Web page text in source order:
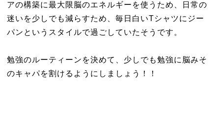
アの構築に最大限脳のエネルギーを使うため、日常の
迷いを少しでも減らすため、毎日白いTシャツにジー
パンというスタイルで過ごしていたそうです。
勉強のルーティーンを決めて、少しでも勉強に脳みそ
のキャパを割けるようにしましょう！！